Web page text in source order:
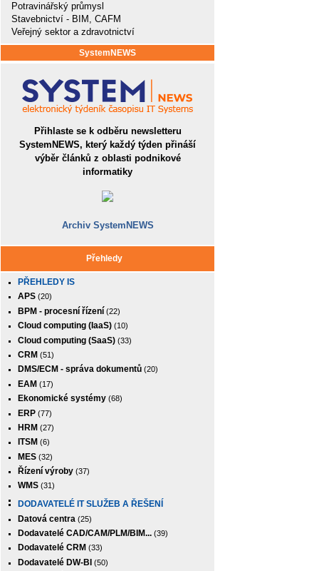
Potravinářský průmysl
Stavebnictví - BIM, CAFM
Veřejný sektor a zdravotnictví
SystemNEWS
Přihlaste se k odběru newsletteru
SystemNEWS, který každý týden přináší
výběr článků z oblasti podnikové
informatiky
Archiv SystemNEWS
Přehledy
PŘEHLEDY IS
APS (20)
BPM - procesní řízení (22)
Cloud computing (IaaS) (10)
Cloud computing (SaaS) (33)
CRM (51)
DMS/ECM - správa dokumentů (20)
EAM (17)
Ekonomické systémy (68)
ERP (77)
HRM (27)
ITSM (6)
MES (32)
Řízení výroby (37)
WMS (31)
DODAVATELÉ IT SLUŽEB A ŘEŠENÍ
Datová centra (25)
Dodavatelé CAD/CAM/PLM/BIM... (39)
Dodavatelé CRM (33)
Dodavatelé DW-BI (50)